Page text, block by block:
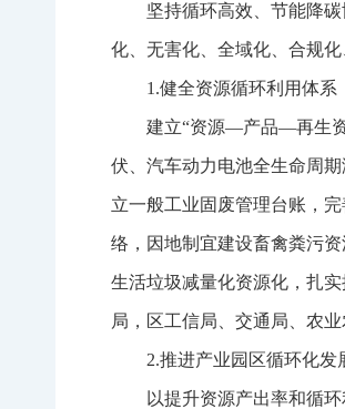
坚持循环高效、节能降
化、无害化、全域化、合规
1.健全资源循环利用体系
建立“资源—产品—再生
伏、汽车动力电池全生命周
立一般工业固废管理台账，
络，因地制宜建设畜禽粪污
生活垃圾减量化资源化，扎
局，区工信局、交通局、农
2.推进产业园区循环化发
以提升资源产出率和循